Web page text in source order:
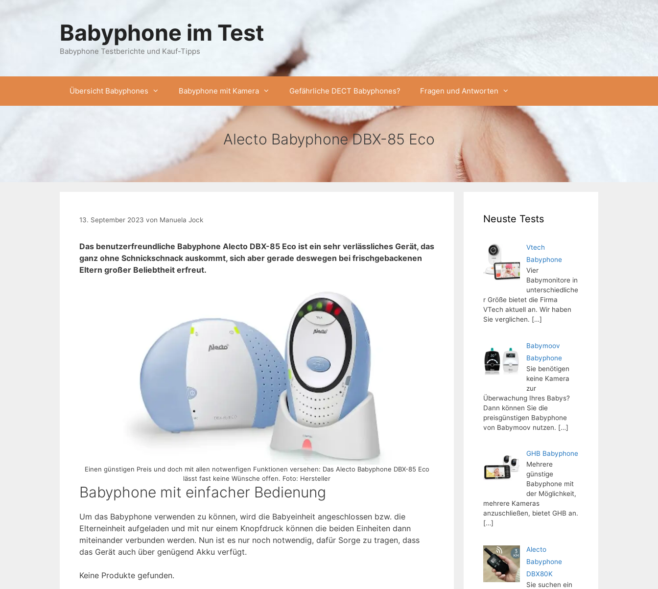
Babyphone im Test
Babyphone Testberichte und Kauf-Tipps
Übersicht Babyphones Babyphone mit Kamera Gefährliche DECT Babyphones? Fragen und Antworten
Alecto Babyphone DBX-85 Eco
13. September 2023 von Manuela Jock
Das benutzerfreundliche Babyphone Alecto DBX-85 Eco ist ein sehr verlässliches Gerät, das
ganz ohne Schnickschnack auskommt, sich aber gerade deswegen bei frischgebackenen
Eltern großer Beliebtheit erfreut.
Einen günstigen Preis und doch mit allen notwenfigen Funktionen versehen: Das Alecto Babyphone DBX-85 Eco
lässt fast keine Wünsche offen. Foto: Hersteller
Babyphone mit einfacher Bedienung
Um das Babyphone verwenden zu können, wird die Babyeinheit angeschlossen bzw. die
Elterneinheit aufgeladen und mit nur einem Knopfdruck können die beiden Einheiten dann
miteinander verbunden werden. Nun ist es nur noch notwendig, dafür Sorge zu tragen, dass
das Gerät auch über genügend Akku verfügt.
Keine Produkte gefunden.
Neuste Tests
Vtech
Babyphone
Vier
Babymonitore in
unterschiedliche
r Größe bietet die Firma
VTech aktuell an. Wir haben
Sie verglichen. […]
Babymoov
Babyphone
Sie benötigen
keine Kamera
zur
Überwachung Ihres Babys?
Dann können Sie die
preisgünstigen Babyphone
von Babymoov nutzen. […]
GHB Babyphone
Mehrere
günstige
Babyphone mit
der Möglichkeit,
mehrere Kameras
anzuschließen, bietet GHB an.
[…]
Alecto
Babyphone
DBX80K
Sie suchen ein